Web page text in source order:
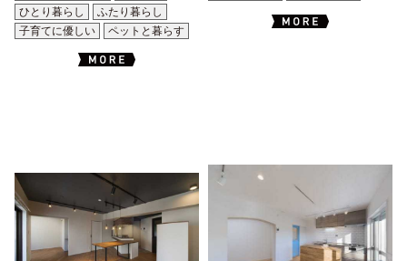
ひとり暮らし
ふたり暮らし
子育てに優しい
ペットと暮らす